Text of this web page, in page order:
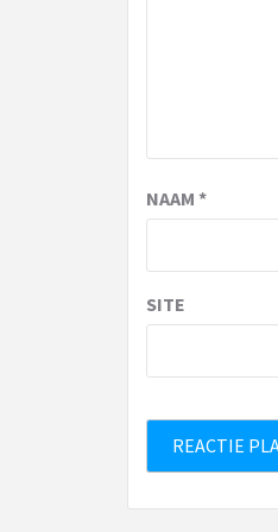
NAAM *
SITE